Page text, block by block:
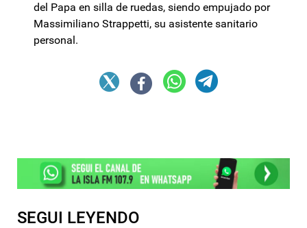
del Papa en silla de ruedas, siendo empujado por
Massimiliano Strappetti, su asistente sanitario
personal.
SEGUI LEYENDO